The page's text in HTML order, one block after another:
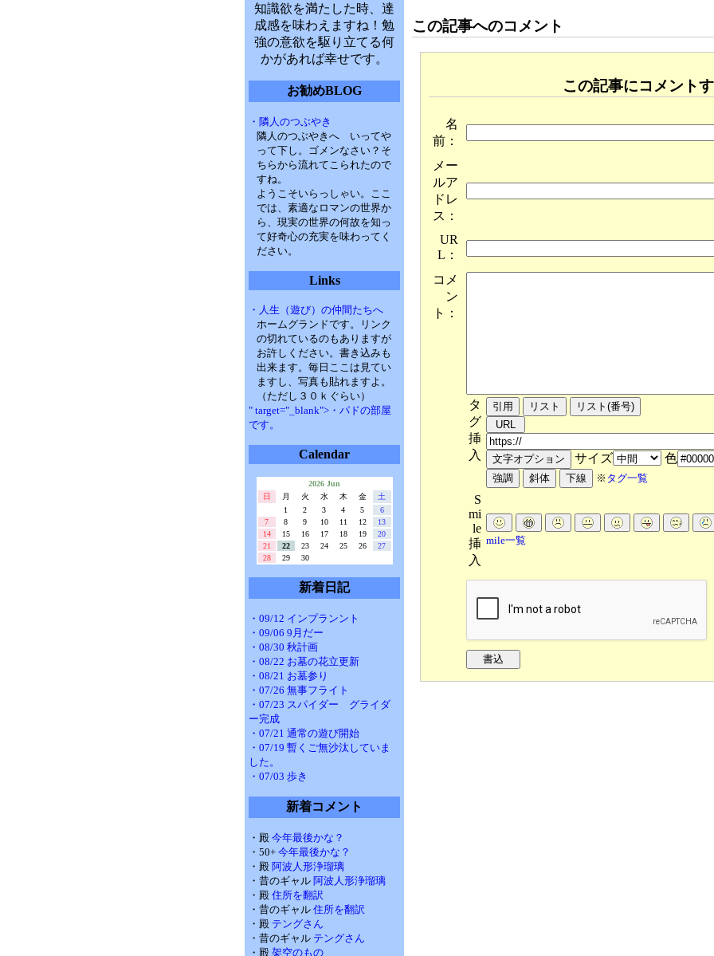
知識欲を満たした時、達
成感を味わえますね！勉
強の意欲を駆り立てる何
かがあれば幸せです。
お勧めBLOG
・隣人のつぶやき
隣人のつぶやきへ いってや
って下し。ゴメンなさい？そ
ちらから流れてこられたので
すね。
ようこそいらっしゃい。ここ
では、素適なロマンの世界か
ら、現実の世界の何故を知っ
て好奇心の充実を味わってく
ださい。
Links
・人生（遊び）の仲間たちへ
ホームグランドです。リンク
の切れているのもありますが
お許しください。書き込みも
出来ます。毎日ここは見てい
ますし、写真も貼れますよ。
（ただし３０ｋぐらい）
" target="_blank">・パドの部屋
です。
Calendar
2026 Jun
日
月 火 水 木 金
土
1
2 3 4 5
6
7
8 9 10 11 12
13
14
15 16 17 18 19
20
21
22 23 24 25 26
27
28
29 30
新着日記
・09/12 インプランント
・09/06 9月だー
・08/30 秋計画
・08/22 お墓の花立更新
・08/21 お墓参り
・07/26 無事フライト
・07/23 スパイダー グライダ
ー完成
・07/21 通常の遊び開始
・07/19 暫くご無沙汰していま
した。
・07/03 歩き
新着コメント
・殿 今年最後かな？
・50+ 今年最後かな？
・殿 阿波人形浄瑠璃
・昔のギャル 阿波人形浄瑠璃
・殿 住所を翻訳
・昔のギャル 住所を翻訳
・殿 テングさん
・昔のギャル テングさん
・殿 架空のもの
この記事へのコメント
この記事にコメント
名
前：
メー
ルア
ドレ
ス：
UR
L：
コメ
ン
ト：
タ
グ
挿
入
サイズ 色
※ タグ一覧
S
mi
le
挿
入
mile一覧